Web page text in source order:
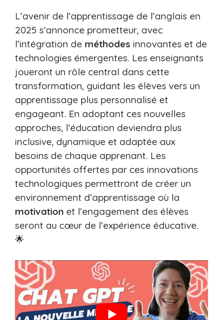
L’avenir de l’apprentissage de l’anglais en
2025 s’annonce prometteur, avec
l’intégration de méthodes innovantes et de
technologies émergentes. Les enseignants
joueront un rôle central dans cette
transformation, guidant les élèves vers un
apprentissage plus personnalisé et
engageant. En adoptant ces nouvelles
approches, l’éducation deviendra plus
inclusive, dynamique et adaptée aux
besoins de chaque apprenant. Les
opportunités offertes par ces innovations
technologiques permettront de créer un
environnement d’apprentissage où la
motivation et l’engagement des élèves
seront au cœur de l’expérience éducative.
🌟